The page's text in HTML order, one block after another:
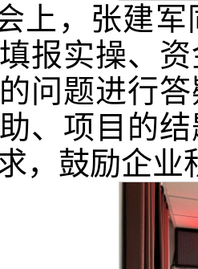
上，张建
报实操、
问题进行
、项目的
，鼓励企业